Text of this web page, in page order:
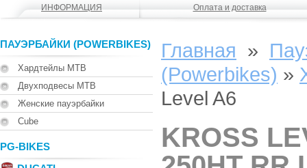
ИНФОРМАЦИЯ Оплата и доставка
ПАУЭРБАЙКИ (POWERBIKES)
Хардтейлы MTB
Двухподвесы MTB
Женские пауэрбайки
Cube
PG-BIKES
Главная »
(Powerbikes) »
Level A6
KROSS